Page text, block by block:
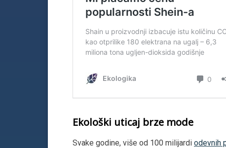
Ekološki uticaj brze mode
Svake godine, više od 100 milijardi odevnih